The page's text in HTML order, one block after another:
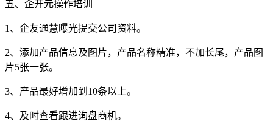
五、企开元操作培训
1、企友通慧曝光提交公司资料。
2、添加产品信息及图片，产品名称精准，不加长尾，产品图
片5张一张。
3、产品最好增加到10条以上。
4、及时查看跟进询盘商机。